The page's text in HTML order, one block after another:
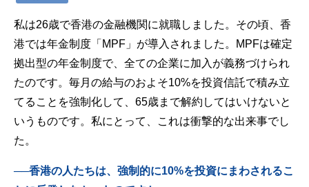
私は26歳で香港の金融機関に就職しました。その頃、香
港では年金制度「MPF」が導入されました。MPFは確定
拠出型の年金制度で、全ての企業に加入が義務づけられ
たのです。 毎月の給与のおよそ10%を投資信託で積み立
てることを強制化して、65歳まで解約してはいけないと
いうものです。私にとって、これは衝撃的な出来事でし
た。
──香港の人たちは、強制的に10%を投資にまわされるこ